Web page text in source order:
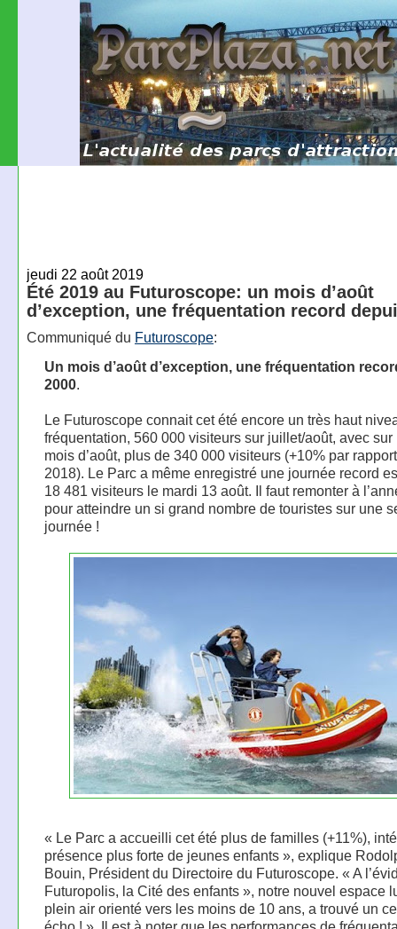
jeudi 22 août 2019
Été 2019 au Futuroscope: un mois d’août
d’exception, une fréquentation record
Communiqué du Futuroscope:
Un mois d’août d’exception, une fréquentation
2000.
Le Futuroscope connait cet été encore un très haut
fréquentation, 560 000 visiteurs sur juillet/août, avec sur
mois d’août, plus de 340 000 visiteurs (+10% par
2018). Le Parc a même enregistré une journée record
18 481 visiteurs le mardi 13 août. Il faut remonter à
pour atteindre un si grand nombre de touristes sur une
journée !
« Le Parc a accueilli cet été plus de familles (+11%),
présence plus forte de jeunes enfants », explique
Bouin, Président du Directoire du Futuroscope. « A
Futuropolis, la Cité des enfants », notre nouvel espace
plein air orienté vers les moins de 10 ans, a trouvé un